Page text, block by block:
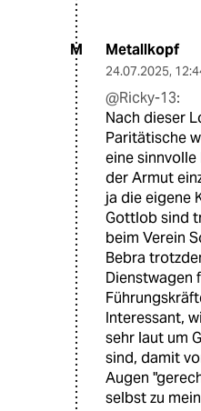
M Metallkopf
24.07.2025,
@Ricky-13:
Nach dieser
Paritätische
eine
der Armut
ja die eigene
Gottlob sind
beim Verein
Bebra
Dienstwagen
Interessant,
sehr laut um
sind, damit
Augen
selbst zu